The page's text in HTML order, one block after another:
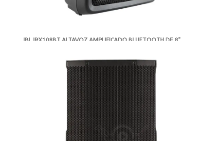
JBL IRX108BT ALTAVOZ AMPLIFICADO BLUETOOTH DE 8"
MXN $9,562